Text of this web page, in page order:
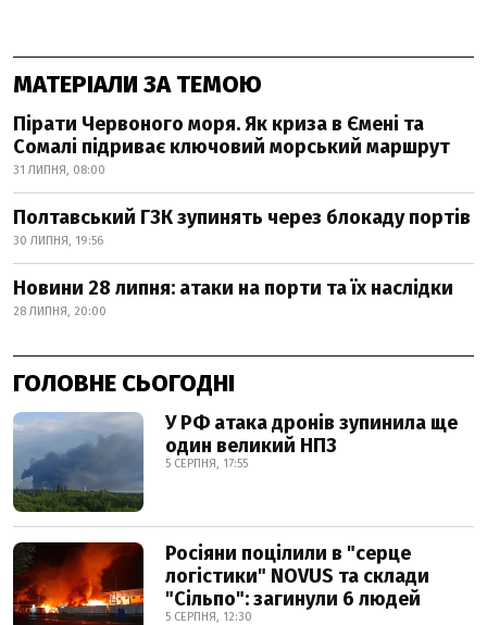
МАТЕРІАЛИ ЗА ТЕМОЮ
Пірати Червоного моря. Як криза в Ємені та
Сомалі підриває ключовий морський маршрут
31 ЛИПНЯ, 08:00
Полтавський ГЗК зупинять через блокаду портів
30 ЛИПНЯ, 19:56
Новини 28 липня: атаки на порти та їх наслідки
28 ЛИПНЯ, 20:00
ГОЛОВНЕ СЬОГОДНІ
У РФ атака дронів зупинила ще
один великий НПЗ
5 СЕРПНЯ, 17:55
Росіяни поцілили в "серце
логістики" NOVUS та склади
"Сільпо": загинули 6 людей
5 СЕРПНЯ, 12:30